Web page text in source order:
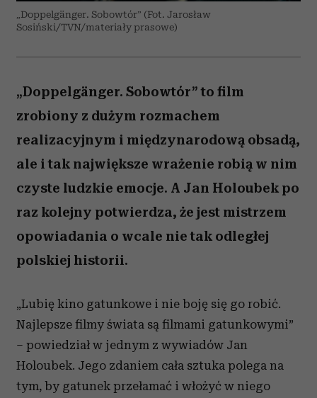
„Doppelgänger. Sobowtór” (Fot. Jarosław
Sosiński/TVN/materiały prasowe)
„Doppelgänger. Sobowtór” to film
zrobiony z dużym rozmachem
realizacyjnym i międzynarodową obsadą,
ale i tak największe wrażenie robią w nim
czyste ludzkie emocje. A Jan Holoubek po
raz kolejny potwierdza, że jest mistrzem
opowiadania o wcale nie tak odległej
polskiej historii.
„Lubię kino gatunkowe i nie boję się go robić.
Najlepsze filmy świata są filmami gatunkowymi”
– powiedział w jednym z wywiadów Jan
Holoubek. Jego zdaniem cała sztuka polega na
tym, by gatunek przełamać i włożyć w niego